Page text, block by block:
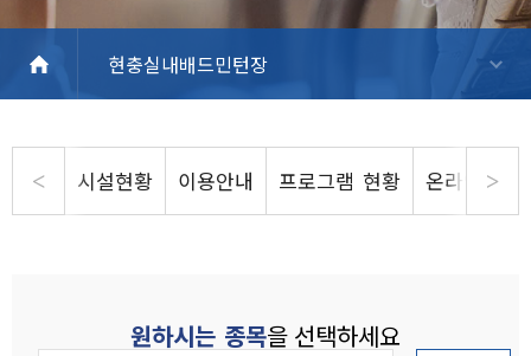
시설현황 이용안내 프로그램 현황 온라인 수
현충실내배드민턴장
원하시는 종목을 선택하세요